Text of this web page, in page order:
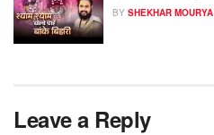
BY SHEKHAR MOURYA
Leave a Reply